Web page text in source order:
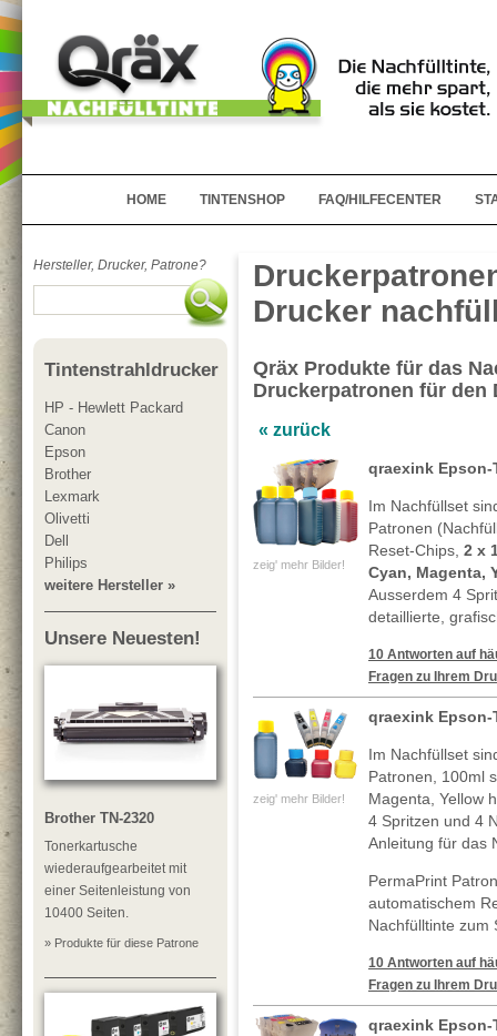
HOME TINTENSHOP FAQ/HILFECENTER
Hersteller, Drucker, Patrone?
Tintenstrahldrucker
HP - Hewlett Packard
Canon
Epson
Brother
Lexmark
Olivetti
Dell
Philips
weitere Hersteller »
Unsere Neuesten!
Brother TN-2320
Tonerkartusche
wiederaufgearbeitet mit
einer Seitenleistung von
10400 Seiten.
» Produkte für diese Patrone
Drucker
Qräx Produkte für das
Druckerpatronen für den
« zurück
zeig' mehr Bilder!
qraexink Epson-
Im Nachfüllset
Patronen
Reset-Chips, 2 x
Cyan, Magenta,
Ausserdem 4
detaillierte,
10 Antworten auf
Fragen zu Ihrem
zeig' mehr Bilder!
qraexink Epson-
Im Nachfüllset
Patronen, 100ml
Magenta, Yellow
4 Spritzen und 4
Anleitung für das
PermaPrint
automatischem
Nachfülltinte zum
10 Antworten auf
Fragen zu Ihrem
qraexink Epson-